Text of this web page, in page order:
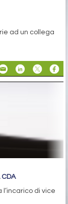
ad un collega
CDA
di vice